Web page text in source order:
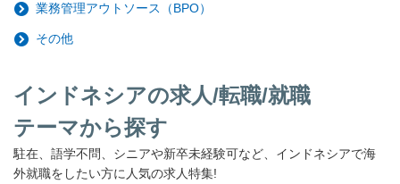
業務管理アウトソース（BPO）
その他
インドネシアの求人/転職/就職
テーマから探す
駐在、語学不問、シニアや新卒未経験可など、インドネシアで海
外就職をしたい方に人気の求人特集!